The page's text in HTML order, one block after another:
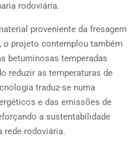
rodoviária.
proveniente da fresagem
o projeto contemplou também
betuminosas temperadas
reduzir as temperaturas de
traduz-se numa
e das emissões de
a sustentabilidade
rede rodoviária.